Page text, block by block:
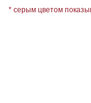
* серым цветом